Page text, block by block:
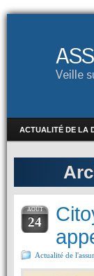
Veille
ACTUALITÉ DE LA
AOÛT
24
Actualité de